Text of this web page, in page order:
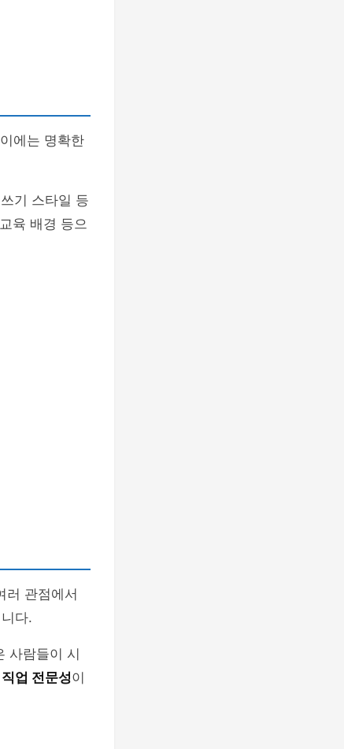
에는 명확한
기 스타일 등
육 배경 등으
러 관점에서
다.
사람들이 시
직업 전문성이